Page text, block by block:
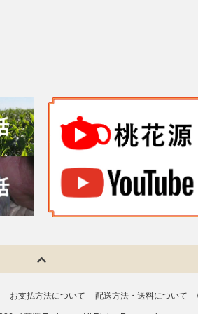
お支払方法について 配送方法・送料について